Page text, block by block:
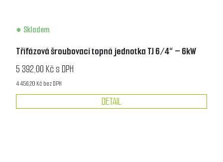
Skladem
Třífázová šroubovací topná jednotka TJ 6/4“ – 6kW
5 392,00 Kč s DPH
4 456,20 Kč bez DPH
DETAIL